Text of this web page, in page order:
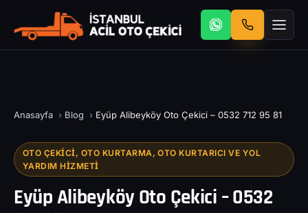
Anasayfa › Blog › Eyüp Alibeyköy Oto Çekici – 0532 712 95 81
OTO ÇEKICI, OTO KURTARMA, OTO KURTARICI VE YOL
YARDIM HIZMETI
Eyüp Alibeyköy Oto Çekici – 0532